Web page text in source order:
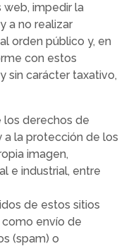
web, impedir la
a no realizar
orden público y, en
con estos
sin carácter taxativo,
los derechos de
a la protección de los
imagen,
e industrial, entre
de estos sitios
envío de
(spam) o